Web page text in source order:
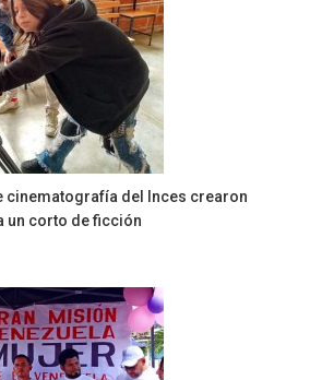
cinematografía del Inces crearon
un corto de ficción